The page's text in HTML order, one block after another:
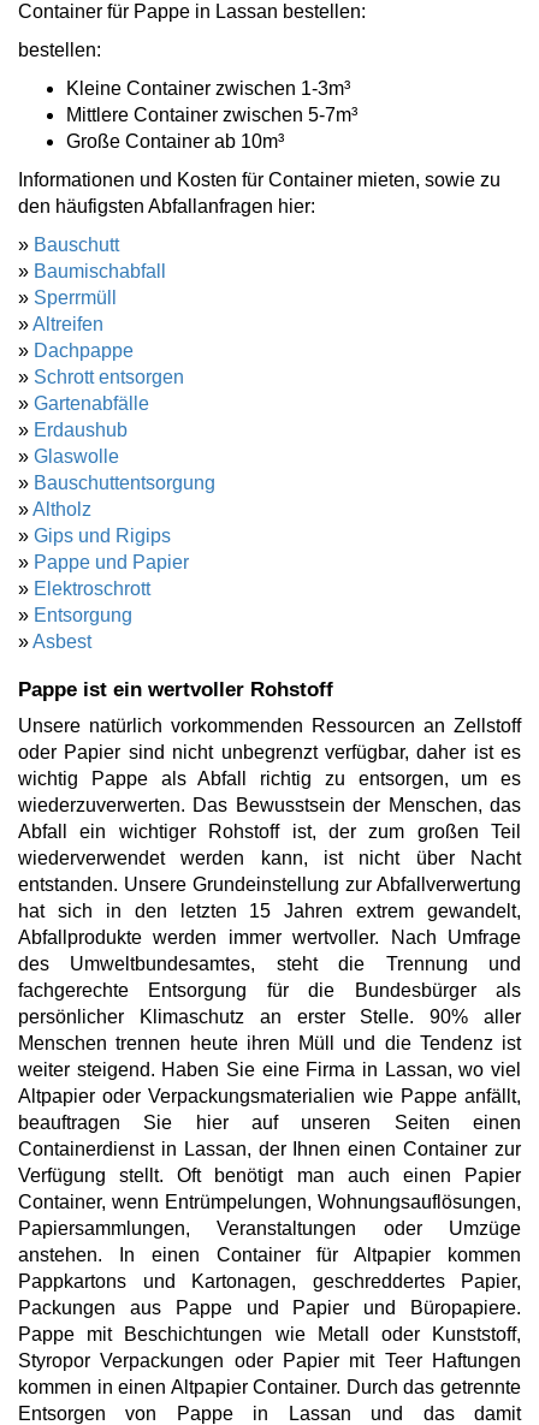
Container für Pappe in Lassan bestellen:
bestellen:
Kleine Container zwischen 1-3m³
Mittlere Container zwischen 5-7m³
Große Container ab 10m³
Informationen und Kosten für Container mieten, sowie zu
den häufigsten Abfallanfragen hier:
» Bauschutt
» Baumischabfall
» Sperrmüll
»Altreifen
» Dachpappe
» Schrott entsorgen
» Gartenabfälle
» Erdaushub
» Glaswolle
» Bauschuttentsorgung
»Altholz
» Gips und Rigips
» Pappe und Papier
» Elektroschrott
» Entsorgung
»Asbest
Pappe ist ein wertvoller Rohstoff
Unsere natürlich vorkommenden Ressourcen an Zellstoff
oder Papier sind nicht unbegrenzt verfügbar, daher ist es
wichtig Pappe als Abfall richtig zu entsorgen, um es
wiederzuverwerten. Das Bewusstsein der Menschen, das
Abfall ein wichtiger Rohstoff ist, der zum großen Teil
wiederverwendet werden kann, ist nicht über Nacht
entstanden. Unsere Grundeinstellung zur Abfallverwertung
hat sich in den letzten 15 Jahren extrem gewandelt,
Abfallprodukte werden immer wertvoller. Nach Umfrage
des Umweltbundesamtes, steht die Trennung und
fachgerechte Entsorgung für die Bundesbürger als
persönlicher Klimaschutz an erster Stelle. 90% aller
Menschen trennen heute ihren Müll und die Tendenz ist
weiter steigend. Haben Sie eine Firma in Lassan, wo viel
Altpapier oder Verpackungsmaterialien wie Pappe anfällt,
beauftragen Sie hier auf unseren Seiten einen
Containerdienst in Lassan, der Ihnen einen Container zur
Verfügung stellt. Oft benötigt man auch einen Papier
Container, wenn Entrümpelungen, Wohnungsauflösungen,
Papiersammlungen, Veranstaltungen oder Umzüge
anstehen. In einen Container für Altpapier kommen
Pappkartons und Kartonagen, geschreddertes Papier,
Packungen aus Pappe und Papier und Büropapiere.
Pappe mit Beschichtungen wie Metall oder Kunststoff,
Styropor Verpackungen oder Papier mit Teer Haftungen
kommen in einen Altpapier Container. Durch das getrennte
Entsorgen von Pappe in Lassan und das damit